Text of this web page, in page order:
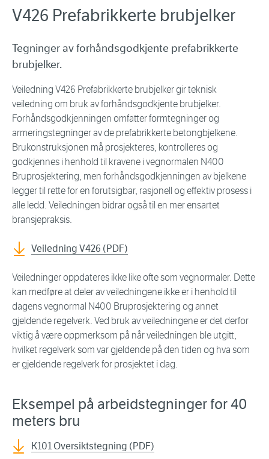
V426 Prefabrikkerte brubjelker
Tegninger av forhåndsgodkjente prefabrikkerte
brubjelker.
Veiledning V426 Prefabrikkerte brubjelker gir teknisk
veiledning om bruk av forhåndsgodkjente brubjelker.
Forhåndsgodkjenningen omfatter formtegninger og
armeringstegninger av de prefabrikkerte betongbjelkene.
Brukonstruksjonen må prosjekteres, kontrolleres og
godkjennes i henhold til kravene i vegnormalen N400
Bruprosjektering, men forhåndsgodkjenningen av bjelkene
legger til rette for en forutsigbar, rasjonell og effektiv prosess i
alle ledd. Veiledningen bidrar også til en mer ensartet
bransjepraksis.
Veiledning V426 (PDF)
Veiledninger oppdateres ikke like ofte som vegnormaler. Dette
kan medføre at deler av veiledningene ikke er i henhold til
dagens vegnormal N400 Bruprosjektering og annet
gjeldende regelverk. Ved bruk av veiledningene er det derfor
viktig å være oppmerksom på når veiledningen ble utgitt,
hvilket regelverk som var gjeldende på den tiden og hva som
er gjeldende regelverk for prosjektet i dag.
Eksempel på arbeidstegninger for 40
meters bru
K101 Oversiktstegning (PDF)